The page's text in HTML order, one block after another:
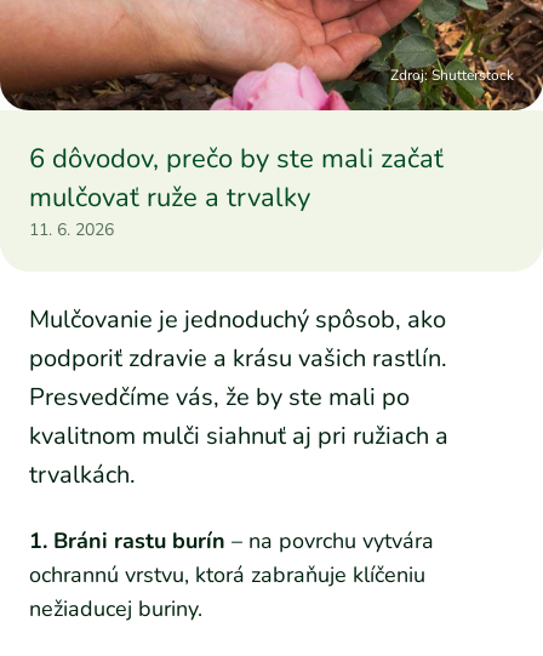
Zdroj: Shutterstock
6 dôvodov, prečo by ste mali začať
mulčovať ruže a trvalky
11. 6. 2026
Mulčovanie je jednoduchý spôsob, ako
podporiť zdravie a krásu vašich rastlín.
Presvedčíme vás, že by ste mali po
kvalitnom mulči siahnuť aj pri ružiach a
trvalkách.
1. Bráni rastu burín – na povrchu vytvára
ochrannú vrstvu, ktorá zabraňuje klíčeniu
nežiaducej buriny.